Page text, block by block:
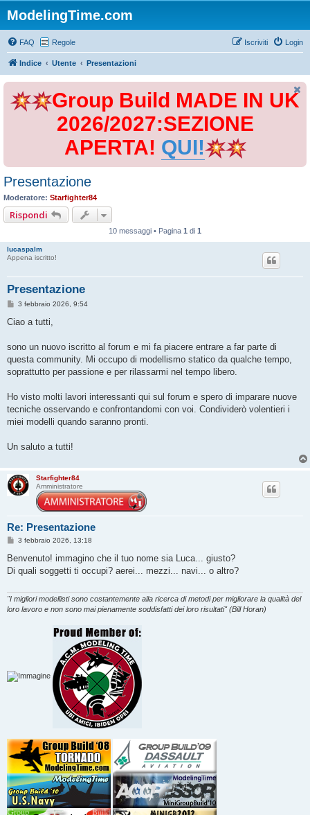
ModelingTime.com
FAQ Regole Login
Iscriviti
Indice Utente Presentazioni
Group Build MADE IN UK
2026/2027:SEZIONE
APERTA! QUI!
Presentazione
Moderatore: Starfighter84
Rispondi
10 messaggi • Pagina 1 di 1
lucaspalm
Appena iscritto!
Presentazione
M
s
g
i
o
3 febbraio 2026, 9:54
Ciao a tutti,
sono un nuovo iscritto al forum e mi fa piacere entrare a far parte di
questa community. Mi occupo di modellismo statico da qualche tempo,
soprattutto per passione e per rilassarmi nel tempo libero.
Ho visto molti lavori interessanti qui sul forum e spero di imparare nuove
tecniche osservando e confrontandomi con voi. Condividerò volentieri i
miei modelli quando saranno pronti.
Un saluto a tutti!
Starfighter84
Amministratore
Re: Presentazione
M
s
a
i
3 febbraio 2026, 13:18
Benvenuto! immagino che il tuo nome sia Luca... giusto?
Di quali soggetti ti occupi? aerei... mezzi... navi... o altro?
"I migliori modellisti sono costantemente alla ricerca di metodi per migliorare la qualità del
loro lavoro e non sono mai pienamente soddisfatti dei loro risultati" (Bill Horan)